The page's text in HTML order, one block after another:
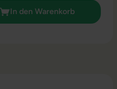
den gewünschten
In den Warenkorb